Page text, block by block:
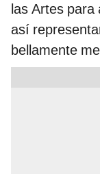
las Artes para
así
bellamente